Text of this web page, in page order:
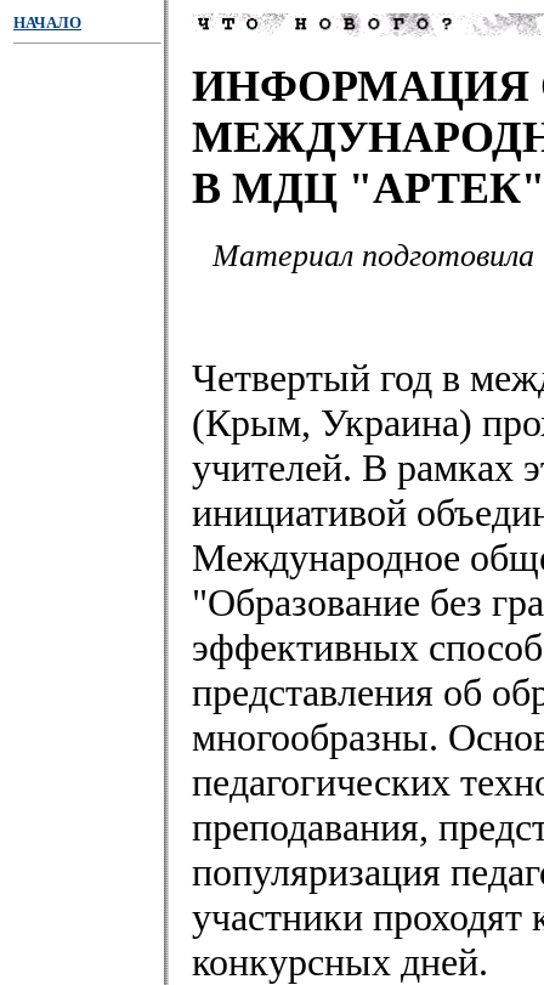
НАЧАЛО
ИНФОРМАЦИЯ
В МДЦ "АРТЕК"
Материал подготовила
Четвертый год в
(Крым, Украина)
учителей. В рамках
инициативой
Международное
"Образование без
эффективных
представления об
многообразны.
педагогических
преподавания,
популяризация
участники проходят
конкурсных дней.